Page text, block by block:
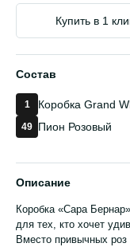
Купить в 1
Состав
1 Коробка Grand
49 Пион Розовый
Описание
Коробка «Сара
для тех, кто хочет
Вместо привычных роз